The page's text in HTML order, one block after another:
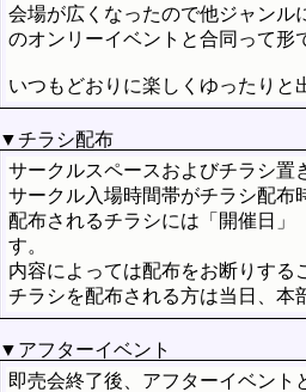
会場が広くなったので他ジャンル
のオンリーイベントと合同って形
いつもどおりに楽しくゆったり
▼チラシ配布
サークルスペースおよびチラシ置
サークル入場時間帯がチラシ配布
配布されるチラシには「開催日」
す。
内容によっては配布をお断りする
チラシを配布される方は当日、本
▼アフターイベント
即売会終了後、アフターイベン